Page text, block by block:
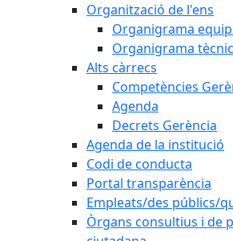
Organització de l'ens
Organigrama
Organigrama tècnic
Alts càrrecs
Competències
Agenda
Decrets Gerència
Agenda de la institució
Codi de conducta
Portal transparència
Empleats/des públics/
Òrgans consultius i de